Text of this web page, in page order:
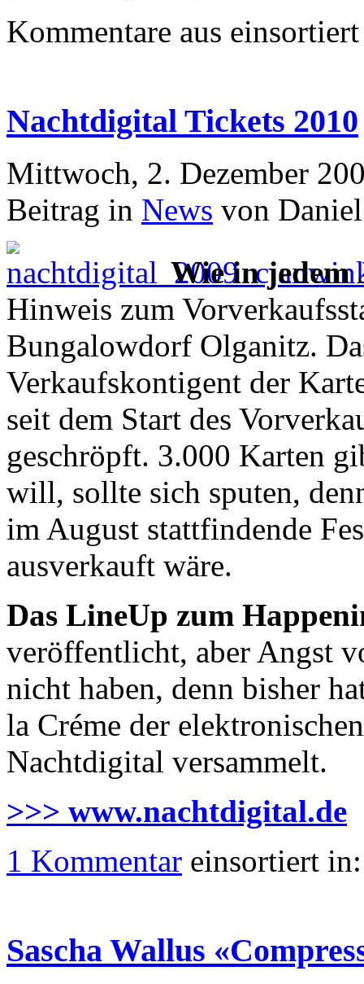
Kommentare aus
Nachtdigital Tickets 2010
Mittwoch, 2. Dezember
Beitrag in News von
Wie in jedem
Hinweis zum
Bungalowdorf Olganitz.
Verkaufskontigent der
seit dem Start des
geschröpft. 3.000 Karten
will, sollte sich sputen,
im August stattfindende
ausverkauft wäre.
Das LineUp zum
veröffentlicht, aber Angst
nicht haben, denn bisher
la Créme der
Nachtdigital versammelt.
>>> www.nachtdigital.de
1 Kommentar einsortiert
Sascha Wallus